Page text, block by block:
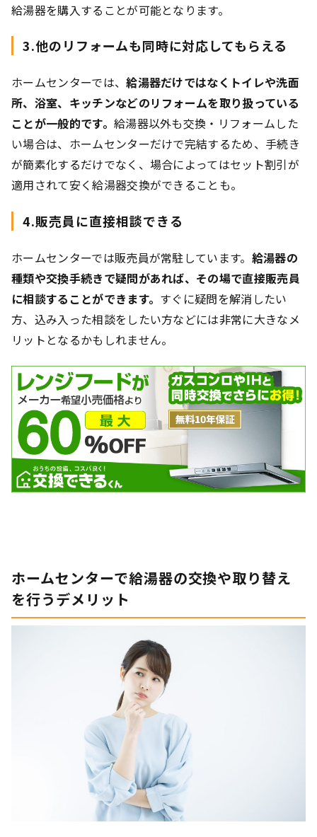
給湯器を購入することが可能となります。
3.他のリフォームも同時に対応してもらえる
ホームセンターでは、給湯器だけではなくトイレや洗面
所、浴室、キッチンなどのリフォームを取り扱っている
ことが一般的です。 給湯器以外も交換・リフォームした
い場合は、ホームセンターだけで完結するため、手続き
が簡素化するだけでなく、場合によってはセット割引が
適用されて安く給湯器交換ができることも。
4.販売員に直接相談できる
ホームセンターでは販売員が常駐しています。 給湯器の
種類や交換手続きで疑問があれば、その場で直接販売員
に相談することができます。 すぐに疑問を解消したい
方、込み入った相談をしたい方などには非常に大きなメ
リットとなるかもしれません。
ホームセンターで給湯器の交換や取り替え
を行うデメリット